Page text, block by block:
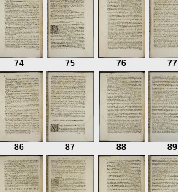
74 75 76 77
86 87 88 89